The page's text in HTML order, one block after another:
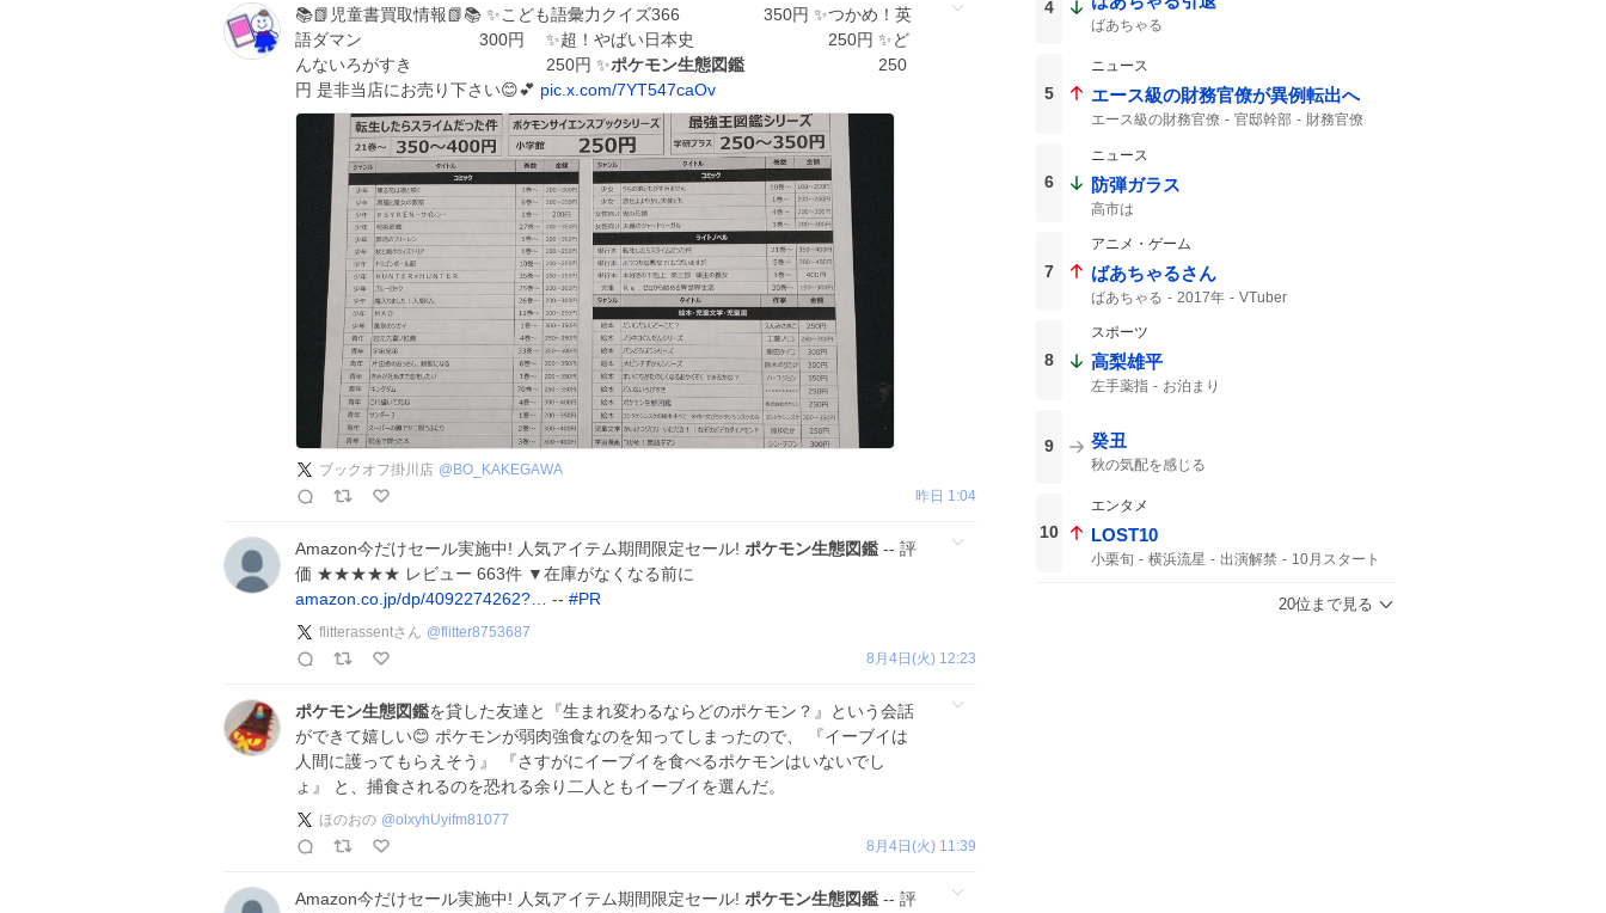
📚️📗児童書買取情報📗📚️ ✨️こども語彙力クイズ366 350円 ✨️つかめ！英
語ダマン 300円 ✨️超！やばい日本史 250円 ✨️ど
んないろがすき 250円 ✨️ポケモン生態図鑑 250
円 是非当店にお売り下さい😊💕 pic.x.com/7YT547caOv
ブックオフ掛川店 @ BO_KAKEGAWA
昨日 1:04
Amazon今だけセール実施中! 人気アイテム期間限定セール! ポケモン生態図鑑 -- 評
価 ★★★★★ レビュー 663件 ▼在庫がなくなる前に
amazon.co.jp/dp/4092274262?…
-- #PR
flitterassentさん @flitter8753687
8月4日(火) 12:23
ポケモン生態図鑑を貸した友達と『生まれ変わるならどのポケモン？』という会話
ができて嬉しい😊 ポケモンが弱肉強食なのを知ってしまったので、 『イーブイは
人間に護ってもらえそう』 『さすがにイーブイを食べるポケモンはいないでし
ょ』 と、捕食されるのを恐れる余り二人ともイーブイを選んだ。
ほのおの @olxyhUyifm81077
8月4日(火) 11:39
Amazon今だけセール実施中! 人気アイテム期間限定セール! ポケモン生態図鑑 -- 評
4
ばあちゃる
5
ニュース
エース級の財務官僚が異例転出へ
エース級の財務官僚 官邸幹部 財務官僚
6
ニュース
防弾ガラス
高市は
7
アニメ・ゲーム
ばあちゃるさん
ばあちゃる 2017年 VTuber
8
スポーツ
高梨雄平
左手薬指 お泊まり
9 癸丑
秋の気配を感じる
10
エンタメ
LOST10
小栗旬 横浜流星 出演解禁
10月スタート
20位まで見る